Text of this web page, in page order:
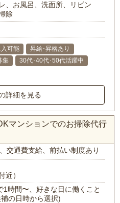
、お風呂、洗面所、リビン
除
可能
昇給･昇格あり
集
30代･40代･50代活躍中
詳細を見る
マンションでのお掃除代行
、交通費支給、前払い制度あり
近）
1時間〜、好きな日に働くこと
の日時から選択)